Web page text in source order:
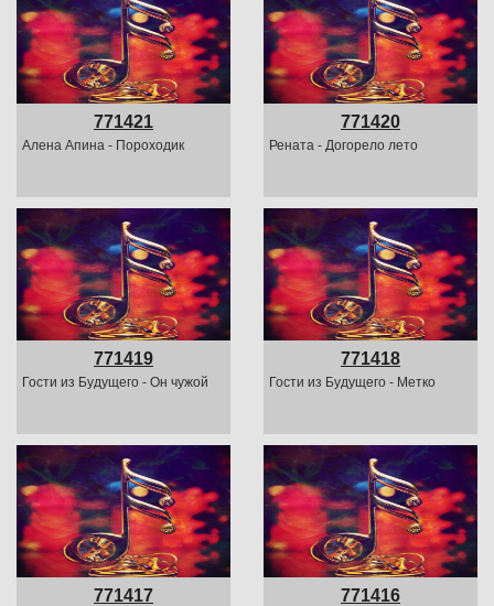
771421
Алена Апина - Пороходик
771420
Рената - Догорело лето
771419
Гости из Будущего - Он чужой
771418
Гости из Будущего - Метко
771417 771416